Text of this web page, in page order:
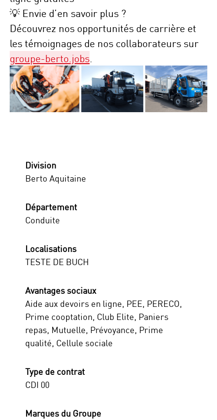
💡 Envie d’en savoir plus ?
Découvrez nos opportunités de carrière et
les témoignages de nos collaborateurs sur
groupe-berto.jobs
Division
Berto Aquitaine
Département
Conduite
Localisations
TESTE DE BUCH
Avantages sociaux
Aide aux devoirs en ligne, PEE, PERECO,
Prime cooptation, Club Elite, Paniers
repas, Mutuelle, Prévoyance, Prime
qualité, Cellule sociale
Type de contrat
CDI 00
Marques du Groupe